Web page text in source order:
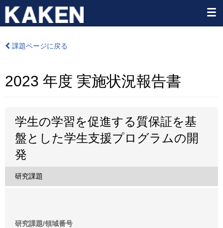
課題ページに戻る
2023 年度 実施状況報告書
学生の学習を促進する質保証を基
盤とした学生支援プログラムの開
発
研究課題
研究課題/領域番号